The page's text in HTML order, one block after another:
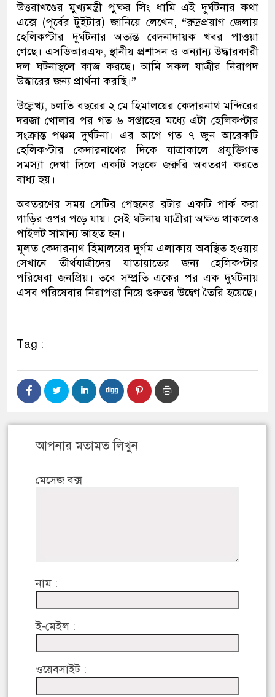
উত্তরাখণ্ডের মুখ্যমন্ত্রী পুষ্কর সিং ধামি এই দুর্ঘটনার কথা
এক্সে (পূর্বের টুইটার) জানিয়ে লেখেন, “রুদ্রপ্রয়াগ জেলায়
হেলিকপ্টার দুর্ঘটনার অত্যন্ত বেদনাদায়ক খবর পাওয়া
গেছে। এসডিআরএফ, স্থানীয় প্রশাসন ও অন্যান্য উদ্ধারকারী
দল ঘটনাস্থলে কাজ করছে। আমি সকল যাত্রীর নিরাপদ
উদ্ধারের জন্য প্রার্থনা করছি।”
উল্লেখ্য, চলতি বছরের ২ মে হিমালয়ের কেদারনাথ মন্দিরের
দরজা খোলার পর গত ৬ সপ্তাহের মধ্যে এটা হেলিকপ্টার
সংক্রান্ত পঞ্চম দুর্ঘটনা। এর আগে গত ৭ জুন আরেকটি
হেলিকপ্টার কেদারনাথের দিকে যাত্রাকালে প্রযুক্তিগত
সমস্যা দেখা দিলে একটি সড়কে জরুরি অবতরণ করতে
বাধ্য হয়।
অবতরণের সময় সেটির পেছনের রটার একটি পার্ক করা
গাড়ির ওপর পড়ে যায়। সেই ঘটনায় যাত্রীরা অক্ষত থাকলেও
পাইলট সামান্য আহত হন।
মূলত কেদারনাথ হিমালয়ের দুর্গম এলাকায় অবস্থিত হওয়ায়
সেখানে তীর্থযাত্রীদের যাতায়াতের জন্য হেলিকপ্টার
পরিষেবা জনপ্রিয়। তবে সম্প্রতি একের পর এক দুর্ঘটনায়
এসব পরিষেবার নিরাপত্তা নিয়ে গুরুতর উদ্বেগ তৈরি হয়েছে।
Tag :
আপনার মতামত লিখুন
মেসেজ বক্স
নাম :
ই-মেইল :
ওয়েবসাইট :